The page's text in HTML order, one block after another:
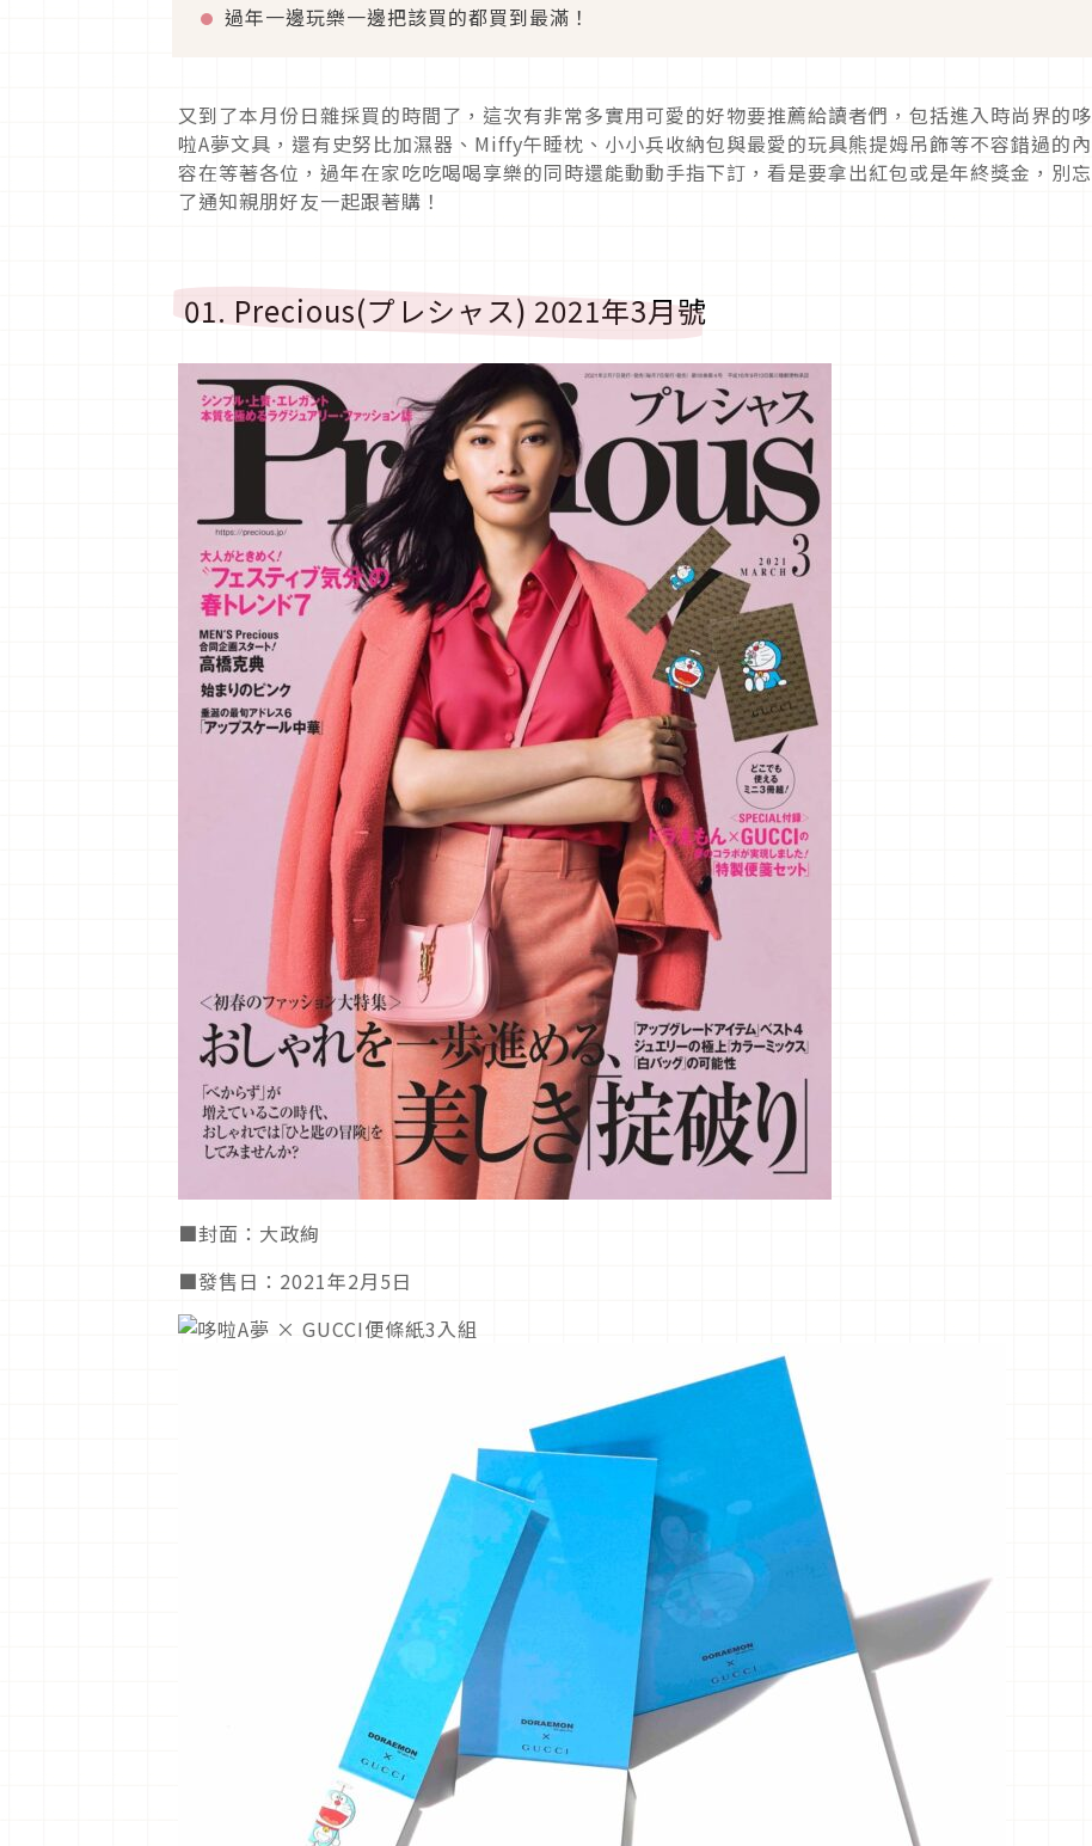
過年一邊玩樂一邊把該買的都買到最滿！
又到了本月份日雜採買的時間了，這次有非常多實用可愛的好物要推薦給讀者們，包括進入時尚界的哆
啦A夢文具，還有史努比加濕器、Miffy午睡枕、小小兵收納包與最愛的玩具熊提姆吊飾等不容錯過的內
容在等著各位，過年在家吃吃喝喝享樂的同時還能動動手指下訂，看是要拿出紅包或是年終獎金，別忘
了通知親朋好友一起跟著購！
01. Precious(プレシャス) 2021年3月號
■封面：大政絢
■發售日：2021年2月5日